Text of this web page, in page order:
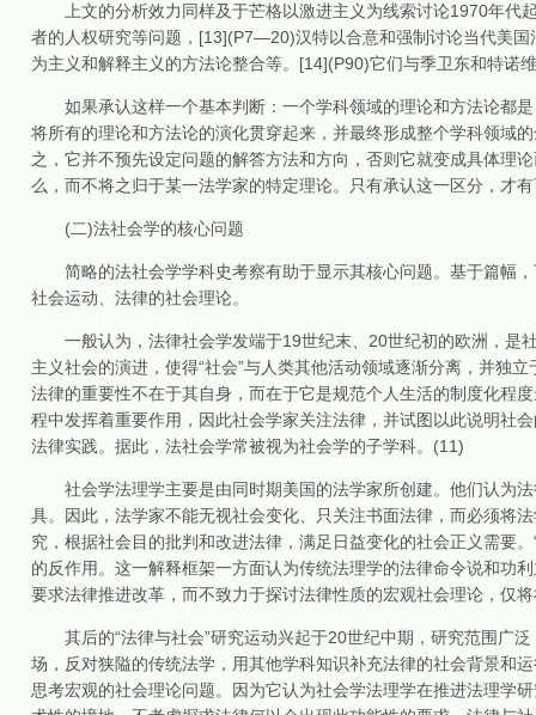
上文的分析效力同样及于芒格以激进主义为线索讨论1970年代
者的人权研究等问题，[13](P7—20)汉特以合意和强制讨论当代美
为主义和解释主义的方法论整合等。[14](P90)它们与季卫东和特诺
如果承认这样一个基本判断：一个学科领域的理论和方法论都是
将所有的理论和方法论的演化贯穿起来，并最终形成整个学科领域
之，它并不预先设定问题的解答方法和方向，否则它就变成具体理
么，而不将之归于某一法学家的特定理论。只有承认这一区分，才
(二)法社会学的核心问题
简略的法社会学学科史考察有助于显示其核心问题。基于篇幅，
社会运动、法律的社会理论。
一般认为，法律社会学发端于19世纪末、20世纪初的欧洲，是
主义社会的演进，使得“社会”与人类其他活动领域逐渐分离，并独
法律的重要性不在于其自身，而在于它是规范个人生活的制度化程
程中发挥着重要作用，因此社会学家关注法律，并试图以此说明社
法律实践。据此，法社会学常被视为社会学的子学科。(11)
社会学法理学主要是由同时期美国的法学家所创建。他们认为法
具。因此，法学家不能无视社会变化、只关注书面法律，而必须将
究，根据社会目的批判和改进法律，满足日益变化的社会正义需要
的反作用。这一解释框架一方面认为传统法理学的法律命令说和功
要求法律推进改革，而不致力于探讨法律性质的宏观社会理论，仅
其后的“法律与社会”研究运动兴起于20世纪中期，研究范围广泛
场，反对狭隘的传统法学，用其他学科知识补充法律的社会背景和
思考宏观的社会理论问题。因为它认为社会学法理学在推进法理学